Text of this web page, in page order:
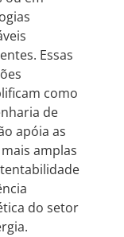
Essas
como
de
apóia as
amplas
do setor